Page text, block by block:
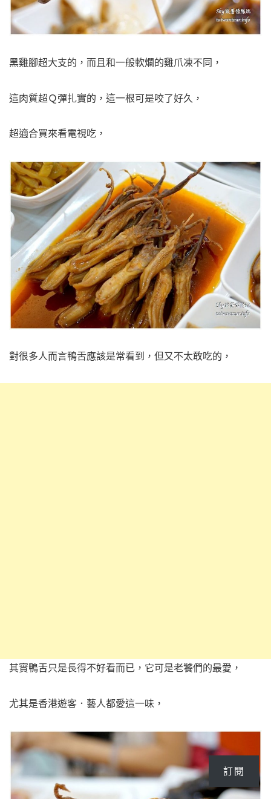
黑雞腳超大支的，而且和一般軟爛的雞爪凍不同，
這肉質超Ｑ彈扎實的，這一根可是咬了好久，
超適合買來看電視吃，
對很多人而言鴨舌應該是常看到，但又不太敢吃的，
其實鴨舌只是長得不好看而已，它可是老饕們的最愛，
尤其是香港遊客．藝人都愛這一味，
訂閱